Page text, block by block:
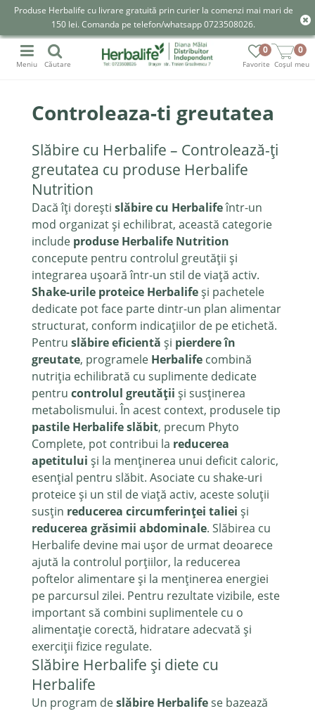
Produse Herbalife cu livrare gratuită prin curier la comenzi mai mari de
150 lei. Comanda pe telefon/whatsapp 0723508026.
Favorite
0
Coșul meu
0
Meniu Căutare
Controleaza-ti greutatea
Slăbire cu Herbalife – Controlează-ți
greutatea cu produse Herbalife
Nutrition
Dacă îți dorești slăbire cu Herbalifeîntr-un
mod organizat și echilibrat, această categorie
include produse Herbalife Nutrition
concepute pentru controlul greutății și
integrarea ușoară într-un stil de viață activ.
Shake-urile proteice Herbalifeși pachetele
dedicate pot face parte dintr-un plan alimentar
structurat, conform indicațiilor de pe etichetă.
Pentru slăbire eficientă și pierdere în
greutate, programele Herbalifecombină
nutriția echilibrată cu suplimente dedicate
pentru controlul greutății și susținerea
metabolismului. În acest context, produsele tip
pastile Herbalife slăbit, precum Phyto
Complete, pot contribui la reducerea
apetitului și la menținerea unui deficit caloric,
esențial pentru slăbit. Asociate cu shake-uri
proteice și un stil de viață activ, aceste soluții
susțin reducerea circumferinței taliei și
reducerea grăsimii abdominale. Slăbirea cu
Herbalife devine mai ușor de urmat deoarece
ajută la controlul porțiilor, la reducerea
poftelor alimentare și la menținerea energiei
pe parcursul zilei. Pentru rezultate vizibile, este
important să combini suplimentele cu o
alimentație corectă, hidratare adecvată și
exerciții fizice regulate.
Slăbire Herbalife și diete cu
Herbalife
Un program deslăbire Herbalifese bazează